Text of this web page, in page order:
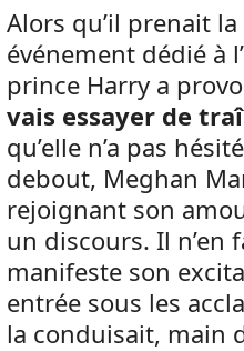
Alors qu’il prenait
événement dédié à
prince Harry a
vais essayer de
qu’elle n’a pas
debout, Meghan
rejoignant son
un discours. Il
manifeste son
entrée sous les
la conduisait, main